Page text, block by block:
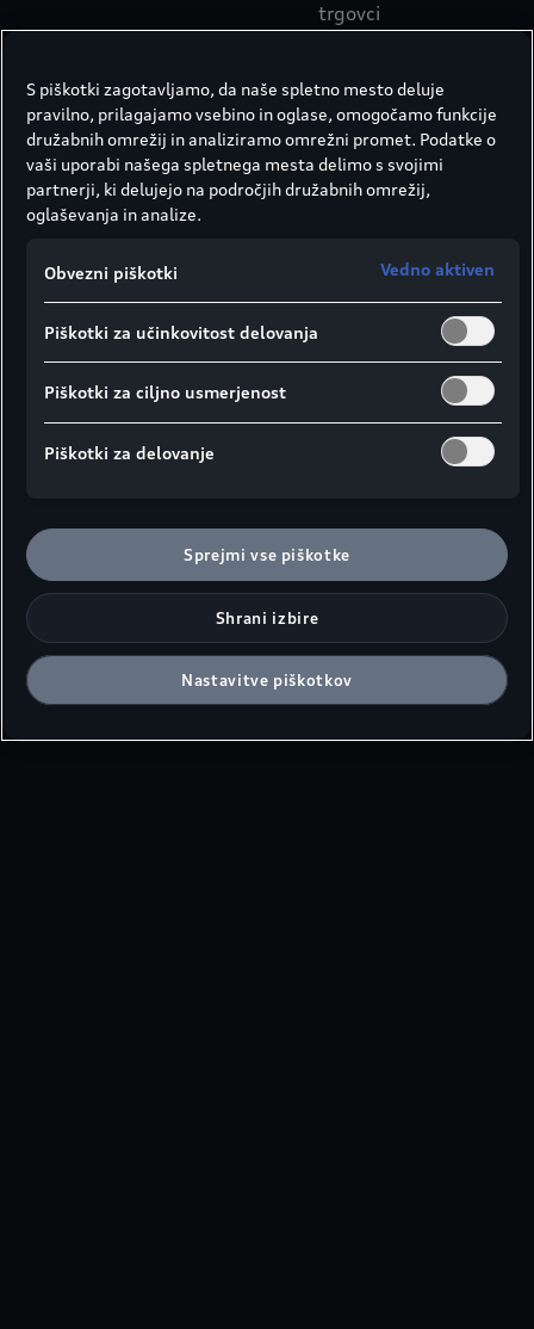
trgovci
S piškotki zagotavljamo, da naše spletno mesto deluje
pravilno, prilagajamo vsebino in oglase, omogočamo funkcije
družabnih omrežij in analiziramo omrežni promet. Podatke o
vaši uporabi našega spletnega mesta delimo s svojimi
partnerji, ki delujejo na področjih družabnih omrežij,
oglaševanja in analize.
Obvezni piškotki Vedno aktiven
Piškotki za učinkovitost delovanja
Piškotki za ciljno usmerjenost
Piškotki za delovanje
Sprejmi vse piškotke
Shrani izbire
Nastavitve piškotkov